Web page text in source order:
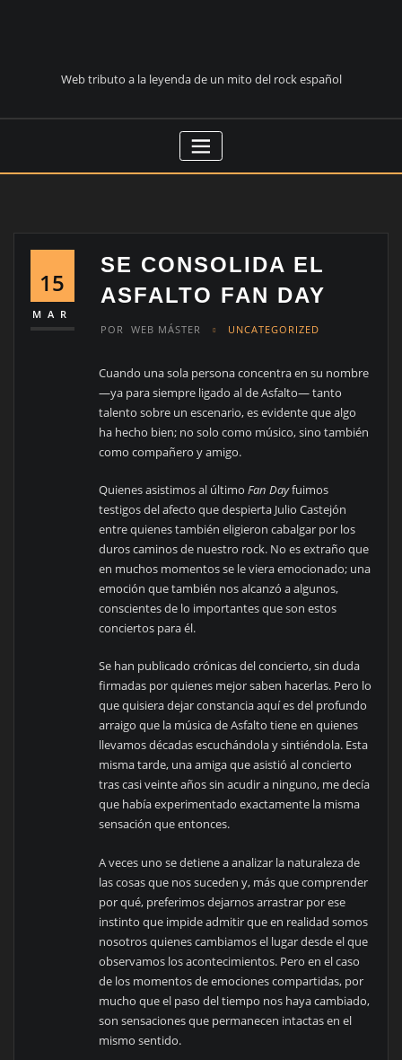
Web tributo a la leyenda de un mito del rock español
15
MAR
SE CONSOLIDA EL
ASFALTO FAN DAY
POR WEB MÁSTER UNCATEGORIZED
Cuando una sola persona concentra en su nombre
—ya para siempre ligado al de Asfalto— tanto
talento sobre un escenario, es evidente que algo
ha hecho bien; no solo como músico, sino también
como compañero y amigo.
Quienes asistimos al últimoFan Dayfuimos
testigos del afecto que despierta Julio Castejón
entre quienes también eligieron cabalgar por los
duros caminos de nuestro rock. No es extraño que
en muchos momentos se le viera emocionado; una
emoción que también nos alcanzó a algunos,
conscientes de lo importantes que son estos
conciertos para él.
Se han publicado crónicas del concierto, sin duda
firmadas por quienes mejor saben hacerlas. Pero lo
que quisiera dejar constancia aquí es del profundo
arraigo que la música de Asfalto tiene en quienes
llevamos décadas escuchándola y sintiéndola. Esta
misma tarde, una amiga que asistió al concierto
tras casi veinte años sin acudir a ninguno, me decía
que había experimentado exactamente la misma
sensación que entonces.
A veces uno se detiene a analizar la naturaleza de
las cosas que nos suceden y, más que comprender
por qué, preferimos dejarnos arrastrar por ese
instinto que impide admitir que en realidad somos
nosotros quienes cambiamos el lugar desde el que
observamos los acontecimientos. Pero en el caso
de los momentos de emociones compartidas, por
mucho que el paso del tiempo nos haya cambiado,
son sensaciones que permanecen intactas en el
mismo sentido.